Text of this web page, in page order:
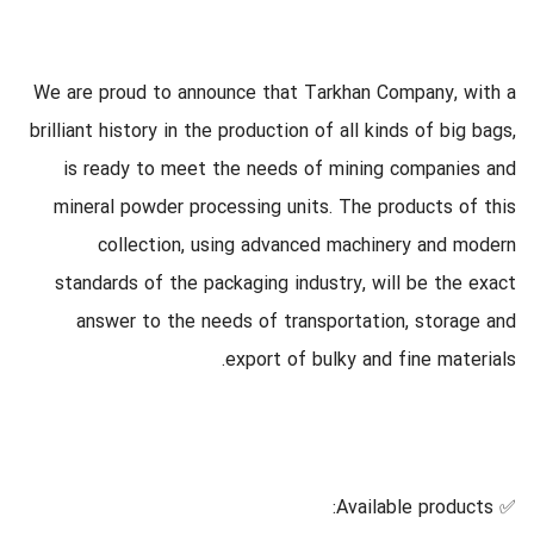
We are proud to announce that Tarkhan Company, with a
brilliant history in the production of all kinds of big bags,
is ready to meet the needs of mining companies and
mineral powder processing units. The products of this
collection, using advanced machinery and modern
standards of the packaging industry, will be the exact
answer to the needs of transportation, storage and
export of bulky and fine materials.
✅ Available products: